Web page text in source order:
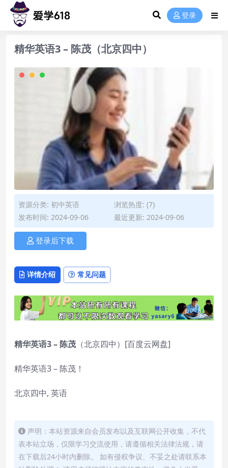
登录
精华英语3 – 陈茂（北京四中）
资源分类: 初中英语
浏览热度: (7)
发布时间: 2024-09-06
最近更新: 2024-09-06
登录后下载
详情介绍 常见问题
精华英语3 – 陈茂 （北京四中）[百度云网盘]
精华英语3 – 陈茂！
北京四中, 英语
声明：本站资源来自会员发布以及互联网公开收集，不代
表本站立场，仅限学习交流使用，请遵循相关法律法规，请
在下载后24小时内删除。 如有侵权争议、不妥之处请联系本